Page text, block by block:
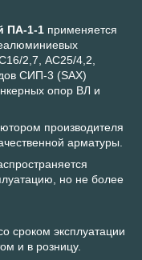
ПА-1-1 применяется
2,7, АС25/4,2,
СИП-3 (SAX)
опор ВЛ и
производителя
арматуры.
но не более
сроком эксплуатации
и в розницу.